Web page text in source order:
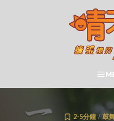
晴天下
2-5分鐘 / 鼓